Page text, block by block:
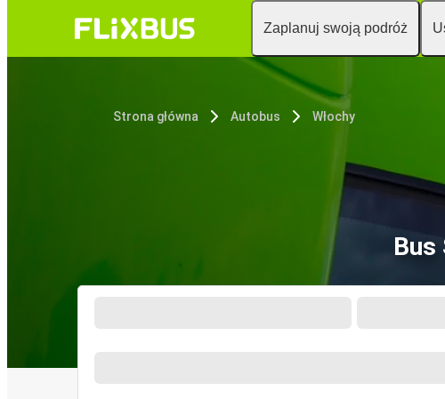
Zaplanuj swoją podróż
Strona główna Autobus Włochy
Bus